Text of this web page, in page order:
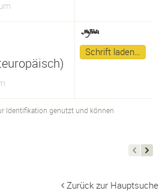
Schrift laden…
Identifikation genutzt und können
Zurück zur Hauptsuche